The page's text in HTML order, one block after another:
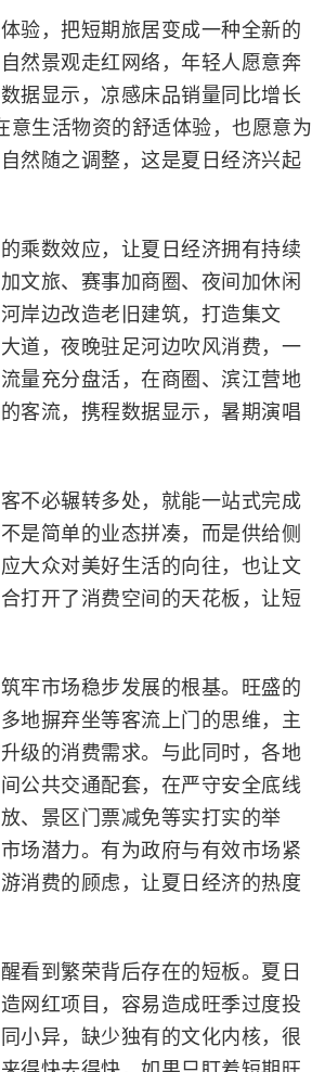
，把短期旅居变成一种全新的
然景观走红网络，年轻人愿意奔
据显示，凉感床品销量同比增长
生活物资的舒适体验，也愿意为
然随之调整，这是夏日经济兴起
数效应，让夏日经济拥有持续
文旅、赛事加商圈、夜间加休闲
岸边改造老旧建筑，打造集文
道，夜晚驻足河边吹风消费，一
量充分盘活，在商圈、滨江营地
客流，携程数据显示，暑期演唱
必辗转多处，就能一站式完成
是简单的业态拼凑，而是供给侧
大众对美好生活的向往，也让文
打开了消费空间的天花板，让短
市场稳步发展的根基。旺盛的
地摒弃坐等客流上门的思维，主
级的消费需求。与此同时，各地
公共交通配套，在严守安全底线
、景区门票减免等实打实的举
场潜力。有为政府与有效市场紧
消费的顾虑，让夏日经济的热度
到繁荣背后存在的短板。夏日
网红项目，容易造成旺季过度投
小异，缺少独有的文化内核，很